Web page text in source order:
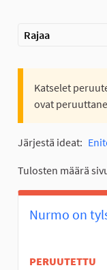
Rajaa
Katselet
ovat
Järjestä ideat:
Tulosten määrä
Nurmo on
PERUUTETTU